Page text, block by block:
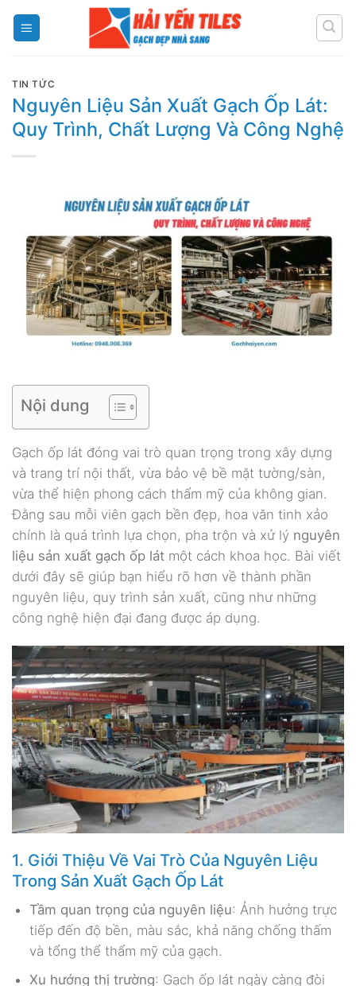
TIN TỨC
Nguyên Liệu Sản Xuất Gạch Ốp Lát:
Quy Trình, Chất Lượng Và Công Nghệ
Nội dung
Gạch ốp lát đóng vai trò quan trọng trong xây dựng
và trang trí nội thất, vừa bảo vệ bề mặt tường/sàn,
vừa thể hiện phong cách thẩm mỹ của không gian.
Đằng sau mỗi viên gạch bền đẹp, hoa văn tinh xảo
chính là quá trình lựa chọn, pha trộn và xử lý nguyên
liệu sản xuất gạch ốp lát một cách khoa học. Bài viết
dưới đây sẽ giúp bạn hiểu rõ hơn về thành phần
nguyên liệu, quy trình sản xuất, cũng như những
công nghệ hiện đại đang được áp dụng.
1. Giới Thiệu Về Vai Trò Của Nguyên Liệu
Trong Sản Xuất Gạch Ốp Lát
Tầm quan trọng của nguyên liệu: Ảnh hưởng trực
tiếp đến độ bền, màu sắc, khả năng chống thấm
và tổng thể thẩm mỹ của gạch.
Xu hướng thị trường: Gạch ốp lát ngày càng đòi